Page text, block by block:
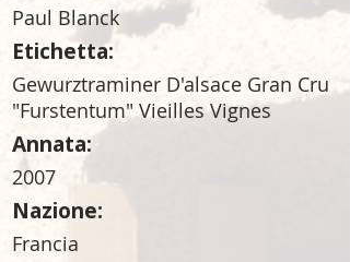
Paul Blanck
Etichetta:
Gewurztraminer D'alsace Gran Cru
"Furstentum" Vieilles Vignes
Annata:
2007
Nazione:
Francia